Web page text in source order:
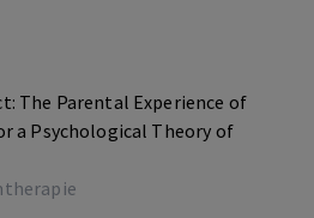
The Parental Experience of
a Psychological Theory of